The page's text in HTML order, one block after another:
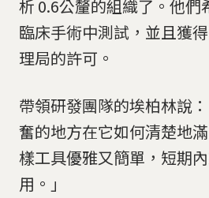
析 0.6公釐的組織了。他們
臨床手術中測試，並且獲
理局的許可。
帶領研發團隊的埃柏林說
奮的地方在它如何清楚地
樣工具優雅又簡單，短期
用。」